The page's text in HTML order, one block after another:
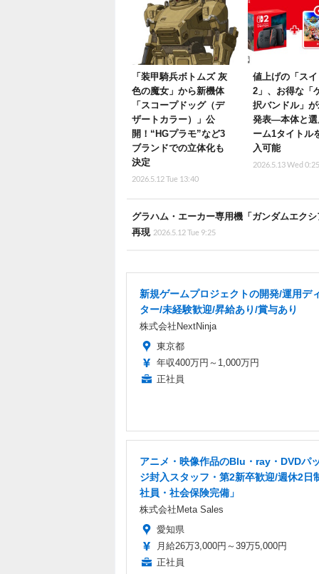
「装甲騎兵ボトムズ 灰
色の魔女」から新機体
「スコープドッグ（デ
ザートカラー）」公
開！“HGプラモ”など3
ブランドでの立体化も
決定
2026.5.12 Tue 13:40
値上げの「ス
2」、お得な「
択バンドル」
発表―本体と選
ーム1タイトル
入可能
2026.5.13 Wed
グラハム・エーカー専用機「ガンダムエク
再現 2026.5.12 Tue 9:25
新規ゲームプロジェクトの開発/運用デ
ター/未経験歓迎/昇給あり/賞与あり
株式会社NextNinja
東京都
年収400万円～1,000万円
正社員
アニメ・映像作品のBlu・ray・DVDパ
ジ封入スタッフ・第2新卒歓迎/週休2日
社員・社会保険完備」
株式会社Meta Sales
愛知県
月給26万3,000円～39万5,000円
正社員